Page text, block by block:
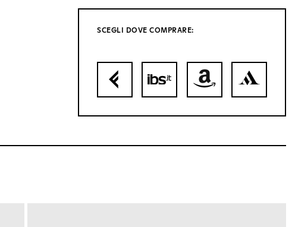
SCEGLI DOVE COMPRARE: